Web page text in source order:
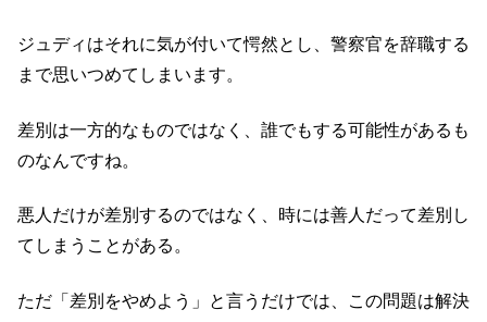
ジュディはそれに気が付いて愕然とし、警察官を辞職する
まで思いつめてしまいます。
差別は一方的なものではなく、誰でもする可能性があるも
のなんですね。
悪人だけが差別するのではなく、時には善人だって差別し
てしまうことがある。
ただ「差別をやめよう」と言うだけでは、この問題は解決